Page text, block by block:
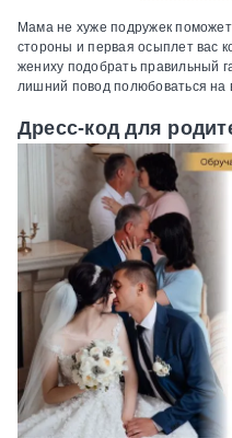
Мама не хуже подружек
стороны и первая осыплет вас
жениху подобрать правильный
лишний повод полюбоваться на
Дресс-код для